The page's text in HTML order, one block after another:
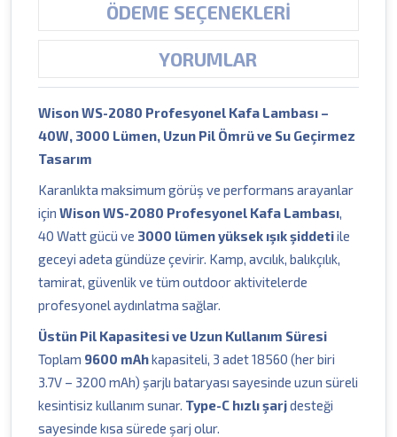
ÖDEME SEÇENEKLERI
YORUMLAR
Wison WS-2080 Profesyonel Kafa Lambası –
40W, 3000 Lümen, Uzun Pil Ömrü ve Su Geçirmez
Tasarım
Karanlıkta maksimum görüş ve performans arayanlar
için Wison WS-2080 Profesyonel Kafa Lambası,
40 Watt gücü ve 3000 lümen yüksek ışık şiddetiile
geceyi adeta gündüze çevirir. Kamp, avcılık, balıkçılık,
tamirat, güvenlik ve tüm outdoor aktivitelerde
profesyonel aydınlatma sağlar.
Üstün Pil Kapasitesi ve Uzun Kullanım Süresi
Toplam 9600 mAhkapasiteli, 3 adet 18560 (her biri
3.7V – 3200 mAh) şarjlı bataryası sayesinde uzun süreli
kesintisiz kullanım sunar. Type-C hızlı şarjdesteği
sayesinde kısa sürede şarj olur.